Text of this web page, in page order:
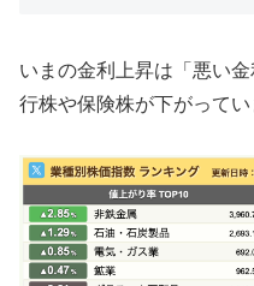
いまの金利上昇は「悪い
行株や保険株が下がってい